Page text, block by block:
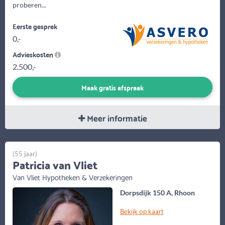
proberen...
Eerste gesprek
0,-
Advieskosten
2.500,-
Maak gratis afspraak
Meer informatie
Dorpsdijk 150 A, Rhoon
Bekijk op kaart
(55 jaar)
Patricia van Vliet
Van Vliet Hypotheken & Verzekeringen